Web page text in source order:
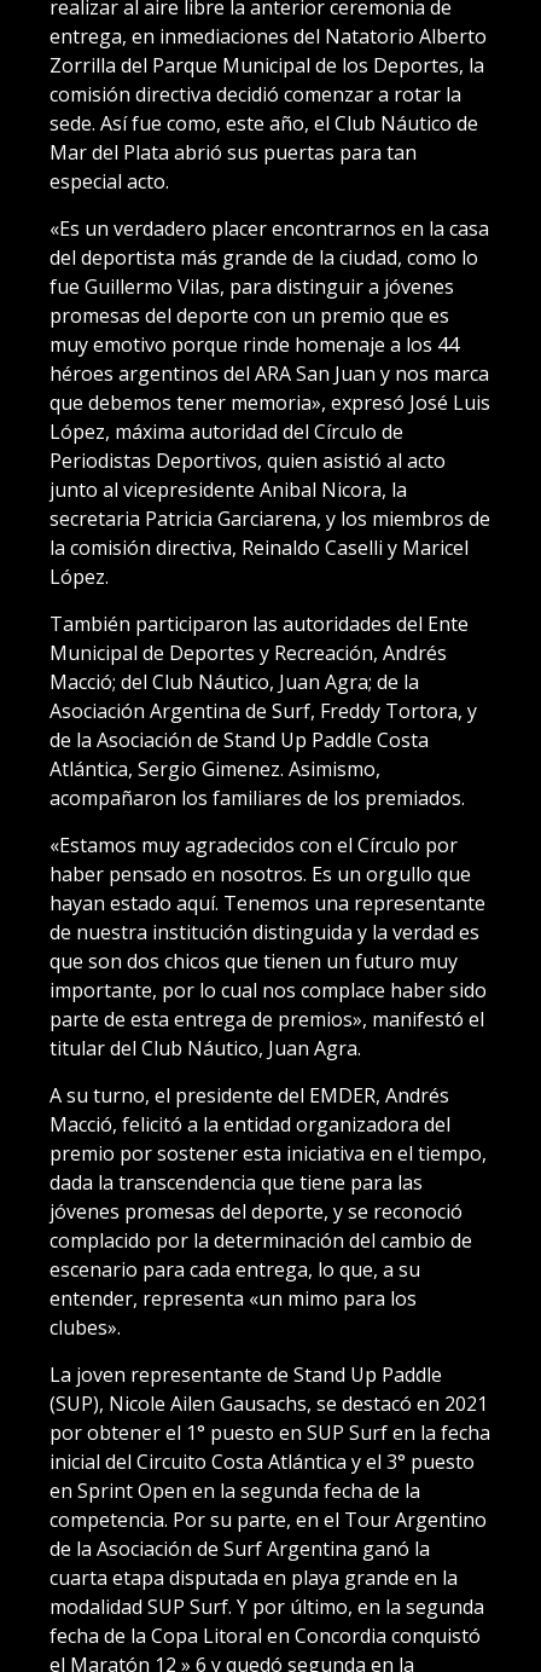
realizar al aire libre la anterior ceremonia de
entrega, en inmediaciones del Natatorio Alberto
Zorrilla del Parque Municipal de los Deportes, la
comisión directiva decidió comenzar a rotar la
sede. Así fue como, este año, el Club Náutico de
Mar del Plata abrió sus puertas para tan
especial acto.
«Es un verdadero placer encontrarnos en la casa
del deportista más grande de la ciudad, como lo
fue Guillermo Vilas, para distinguir a jóvenes
promesas del deporte con un premio que es
muy emotivo porque rinde homenaje a los 44
héroes argentinos del ARA San Juan y nos marca
que debemos tener memoria», expresó José Luis
López, máxima autoridad del Círculo de
Periodistas Deportivos, quien asistió al acto
junto al vicepresidente Anibal Nicora, la
secretaria Patricia Garciarena, y los miembros de
la comisión directiva, Reinaldo Caselli y Maricel
López.
También participaron las autoridades del Ente
Municipal de Deportes y Recreación, Andrés
Macció; del Club Náutico, Juan Agra; de la
Asociación Argentina de Surf, Freddy Tortora, y
de la Asociación de Stand Up Paddle Costa
Atlántica, Sergio Gimenez. Asimismo,
acompañaron los familiares de los premiados.
«Estamos muy agradecidos con el Círculo por
haber pensado en nosotros. Es un orgullo que
hayan estado aquí. Tenemos una representante
de nuestra institución distinguida y la verdad es
que son dos chicos que tienen un futuro muy
importante, por lo cual nos complace haber sido
parte de esta entrega de premios», manifestó el
titular del Club Náutico, Juan Agra.
A su turno, el presidente del EMDER, Andrés
Macció, felicitó a la entidad organizadora del
premio por sostener esta iniciativa en el tiempo,
dada la transcendencia que tiene para las
jóvenes promesas del deporte, y se reconoció
complacido por la determinación del cambio de
escenario para cada entrega, lo que, a su
entender, representa «un mimo para los
clubes».
La joven representante de Stand Up Paddle
(SUP), Nicole Ailen Gausachs, se destacó en 2021
por obtener el 1° puesto en SUP Surf en la fecha
inicial del Circuito Costa Atlántica y el 3° puesto
en Sprint Open en la segunda fecha de la
competencia. Por su parte, en el Tour Argentino
de la Asociación de Surf Argentina ganó la
cuarta etapa disputada en playa grande en la
modalidad SUP Surf. Y por último, en la segunda
fecha de la Copa Litoral en Concordia conquistó
el Maratón 12 » 6 y quedó segunda en la